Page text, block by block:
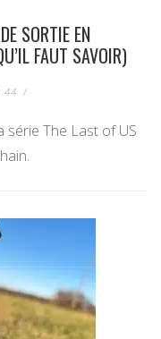
SORTIE EN
FAUT SAVOIR)
44 /
série The Last of US